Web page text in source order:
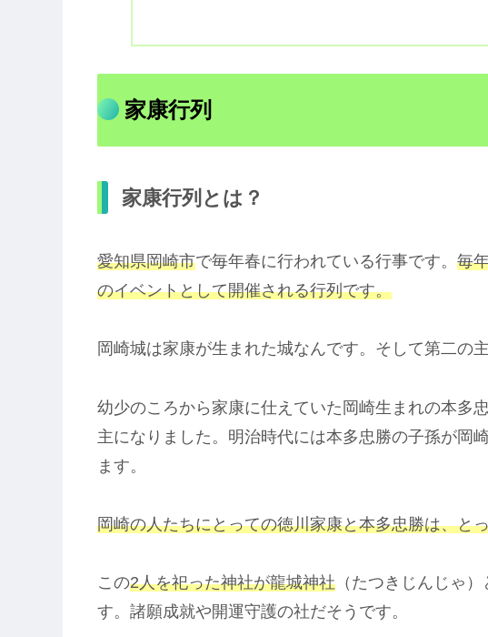
家康行列
家康行列とは？
愛知県岡崎市で毎年春に行われている行事です。 毎
のイベントとして開催される行列です。
岡崎城は家康が生まれた城なんです。そして第二の
幼少のころから家康に仕えていた岡崎生まれの本多
主になりました。明治時代には本多忠勝の子孫が岡
ます。
岡崎の人たちにとっての徳川家康と本多忠勝は、と
この2人を祀った神社が龍城神社 （たつきじんじゃ
す。諸願成就や開運守護の社だそうです。